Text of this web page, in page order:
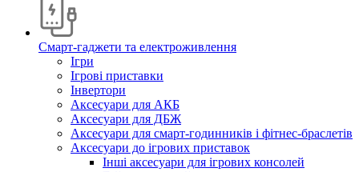
Смарт-гаджети та електроживлення
Ігри
Ігрові приставки
Інвертори
Аксесуари для АКБ
Аксесуари для ДБЖ
Аксесуари для смарт-годинників і фітнес-браслетів
Аксесуари до ігрових приставок
Інші аксесуари для ігрових консолей